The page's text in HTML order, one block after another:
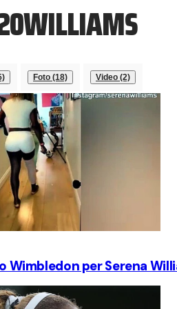
Foto (18) Video (2)
Wimbledon per Serena